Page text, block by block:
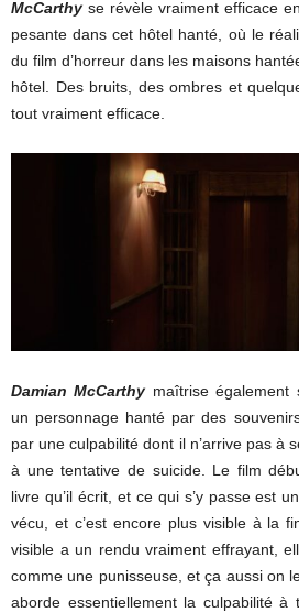
McCarthy se révèle vraiment efficace
pesante dans cet hôtel hanté, où le
du film d’horreur dans les maisons
hôtel. Des bruits, des ombres et
tout vraiment efficace.
Damian McCarthy maîtrise également
un personnage hanté par des
par une culpabilité dont il n’arrive pas à
à une tentative de suicide. Le film
livre qu’il écrit, et ce qui s’y passe est
vécu, et c’est encore plus visible à la
visible a un rendu vraiment effrayant,
comme une punisseuse, et ça aussi on
aborde essentiellement la culpabilité à